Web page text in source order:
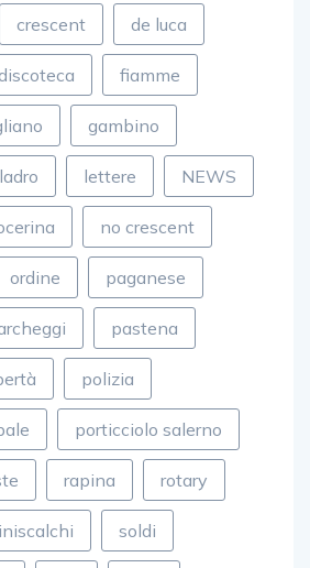
crescent de luca
fiamme
gambino
ladro lettere NEWS
no crescent
ordine paganese
pastena
polizia
porticciolo salerno
rapina rotary
soldi